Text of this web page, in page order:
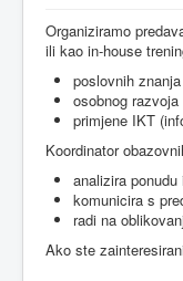
Organiziramo
ili kao in-house
poslovnih
osobnog razvoja
primjene IKT
Koordinator
analizira ponudu
komunicira s
radi na
Ako ste